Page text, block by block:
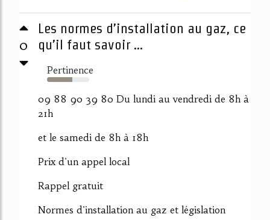
0
Les normes d’installation au gaz, ce
qu’il faut savoir ...
Pertinence
60%
09 88 90 39 80 Du lundi au vendredi de 8h à
21h
et le samedi de 8h à 18h
Prix d'un appel local
Rappel gratuit
Normes d'installation au gaz et législation